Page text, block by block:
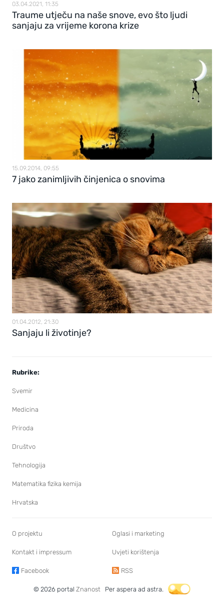
03.04.2021, 11:35
Traume utječu na naše snove, evo što ljudi
sanjaju za vrijeme korona krize
15.09.2014, 09:55
7 jako zanimljivih činjenica o snovima
01.04.2012, 21:30
Sanjaju li životinje?
Rubrike:
Svemir
Medicina
Priroda
Društvo
Tehnologija
Matematika fizika kemija
Hrvatska
O projektu Oglasi i marketing
Kontakt i impressum Uvjeti korištenja
Facebook RSS
© 2026 portal Znanost Per aspera ad astra.